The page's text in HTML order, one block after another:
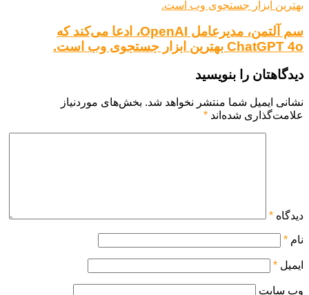
سم آلتمن، مدیرعامل OpenAI، ادعا می‌کند که
ChatGPT 4o بهترین ابزار جستجوی وب است.
دیدگاهتان را بنویسید
نشانی ایمیل شما منتشر نخواهد شد. بخش‌های موردنیاز
علامت‌گذاری شده‌اند *
دیدگاه *
نام *
ایمیل *
وب‌ سایت